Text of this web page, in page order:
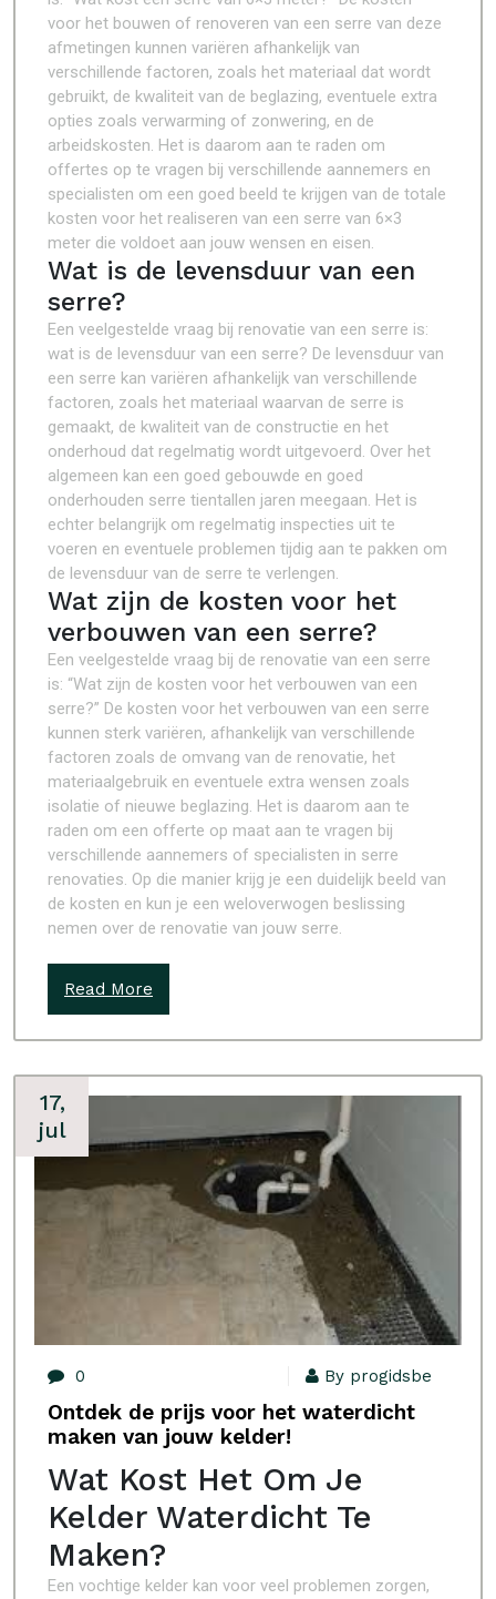
voor het bouwen of renoveren van een serre van deze
afmetingen kunnen variëren afhankelijk van
verschillende factoren, zoals het materiaal dat wordt
gebruikt, de kwaliteit van de beglazing, eventuele extra
opties zoals verwarming of zonwering, en de
arbeidskosten. Het is daarom aan te raden om
offertes op te vragen bij verschillende aannemers en
specialisten om een goed beeld te krijgen van de totale
kosten voor het realiseren van een serre van 6×3
meter die voldoet aan jouw wensen en eisen.
Wat is de levensduur van een
serre?
Een veelgestelde vraag bij renovatie van een serre is:
wat is de levensduur van een serre? De levensduur van
een serre kan variëren afhankelijk van verschillende
factoren, zoals het materiaal waarvan de serre is
gemaakt, de kwaliteit van de constructie en het
onderhoud dat regelmatig wordt uitgevoerd. Over het
algemeen kan een goed gebouwde en goed
onderhouden serre tientallen jaren meegaan. Het is
echter belangrijk om regelmatig inspecties uit te
voeren en eventuele problemen tijdig aan te pakken om
de levensduur van de serre te verlengen.
Wat zijn de kosten voor het
verbouwen van een serre?
Een veelgestelde vraag bij de renovatie van een serre
is: “Wat zijn de kosten voor het verbouwen van een
serre?” De kosten voor het verbouwen van een serre
kunnen sterk variëren, afhankelijk van verschillende
factoren zoals de omvang van de renovatie, het
materiaalgebruik en eventuele extra wensen zoals
isolatie of nieuwe beglazing. Het is daarom aan te
raden om een offerte op maat aan te vragen bij
verschillende aannemers of specialisten in serre
renovaties. Op die manier krijg je een duidelijk beeld van
de kosten en kun je een weloverwogen beslissing
nemen over de renovatie van jouw serre.
Read More
17,
jul
0 By progidsbe
Ontdek de prijs voor het waterdicht
maken van jouw kelder!
Wat Kost Het Om Je
Kelder Waterdicht Te
Maken?
Een vochtige kelder kan voor veel problemen zorgen,